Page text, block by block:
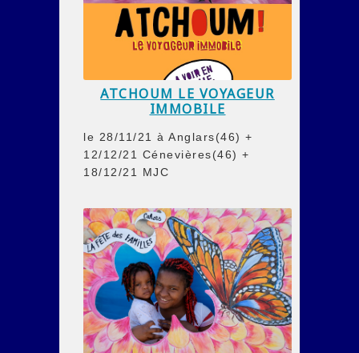
ATCHOUM LE VOYAGEUR
IMMOBILE
le 28/11/21 à Anglars(46) +
12/12/21 Cénevières(46) +
18/12/21 MJC